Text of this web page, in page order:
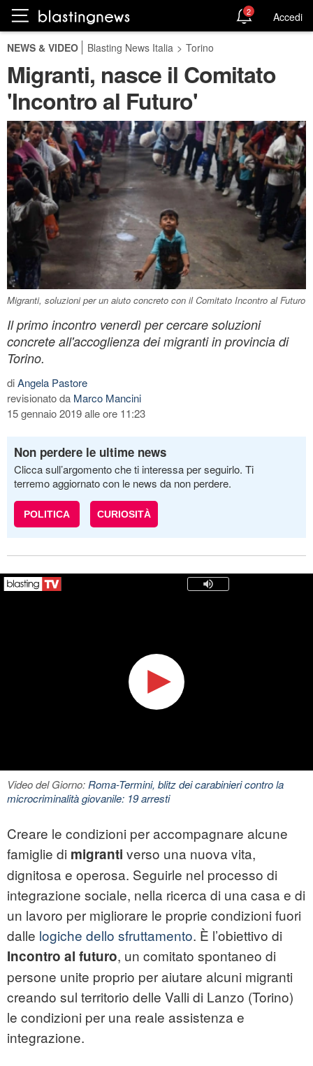
2 Accedi
NEWS & VIDEO Blasting News Italia > Torino
Migranti, nasce il Comitato
'Incontro al Futuro'
Migranti, soluzioni per un aiuto concreto con il Comitato Incontro al Futuro
Il primo incontro venerdì per cercare soluzioni
concrete all'accoglienza dei migranti in provincia di
Torino.
diAngela Pastore
revisionato da Marco Mancini
15 gennaio 2019 alle ore 11:23
Non perdere le ultime news
Clicca sull’argomento che ti interessa per seguirlo. Ti
terremo aggiornato con le news da non perdere.
POLITICA CURIOSITÀ
Video del Giorno:Roma-Termini, blitz dei carabinieri contro la
microcriminalità giovanile: 19 arresti
Creare le condizioni per accompagnare alcune
famiglie di migranti verso una nuova vita,
dignitosa e operosa. Seguirle nel processo di
integrazione sociale, nella ricerca di una casa e di
un lavoro per migliorare le proprie condizioni fuori
dalle logiche dello sfruttamento. È l’obiettivo di
Incontro al futuro, un comitato spontaneo di
persone unite proprio per aiutare alcuni migranti
creando sul territorio delle Valli di Lanzo (Torino)
le condizioni per una reale assistenza e
integrazione.